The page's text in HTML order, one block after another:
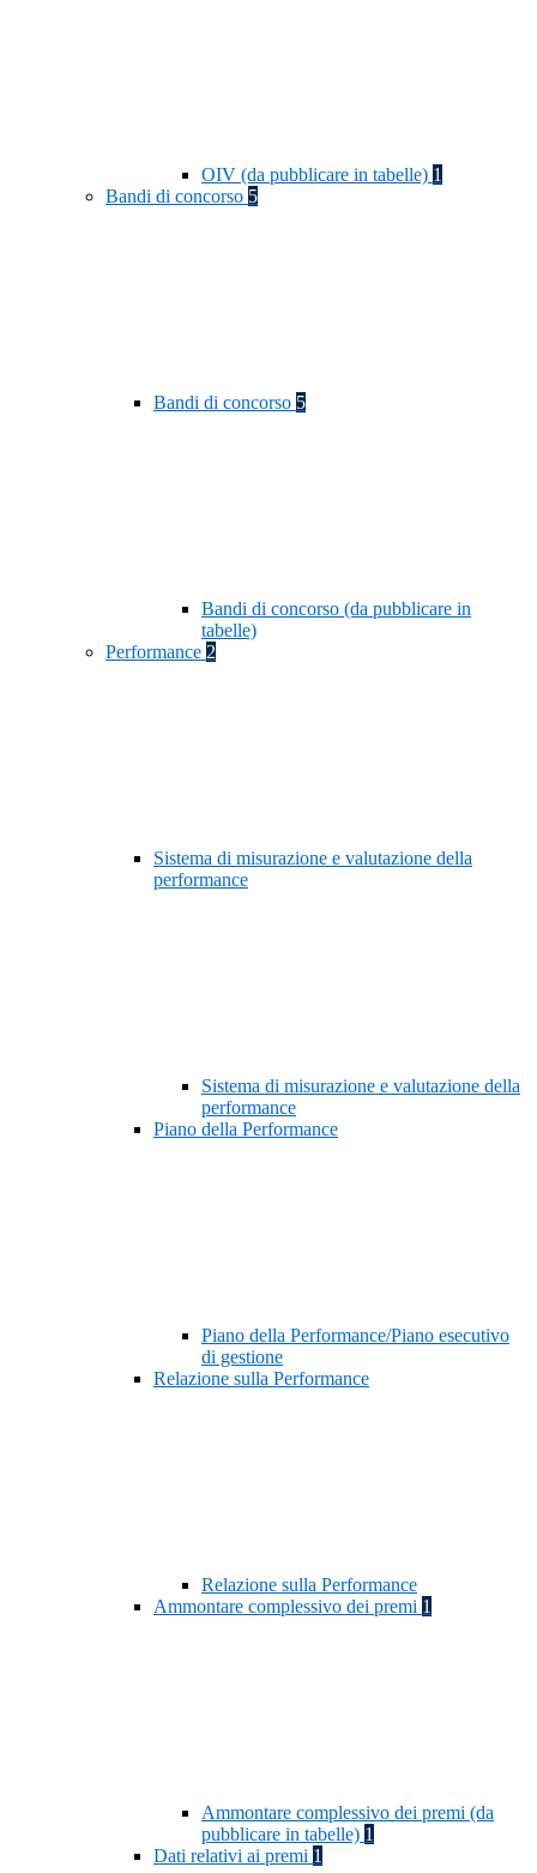
OIV (da pubblicare in tabelle) 1
Bandi di concorso 5
Bandi di concorso 5
Bandi di concorso (da pubblicare in
tabelle)
Performance 2
Sistema di misurazione e valutazione della
performance
Sistema di misurazione e valutazione della
performance
Piano della Performance
Piano della Performance/Piano esecutivo
di gestione
Relazione sulla Performance
Relazione sulla Performance
Ammontare complessivo dei premi 1
Ammontare complessivo dei premi (da
pubblicare in tabelle) 1
Dati relativi ai premi 1